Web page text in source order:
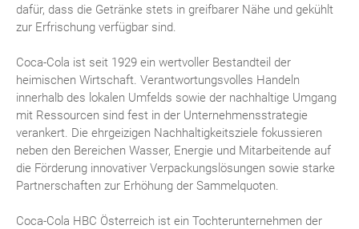
dafür, dass die Getränke stets in greifbarer Nähe und gekühlt
zur Erfrischung verfügbar sind.
Coca-Cola ist seit 1929 ein wertvoller Bestandteil der
heimischen Wirtschaft. Verantwortungsvolles Handeln
innerhalb des lokalen Umfelds sowie der nachhaltige Umgang
mit Ressourcen sind fest in der Unternehmensstrategie
verankert. Die ehrgeizigen Nachhaltigkeitsziele fokussieren
neben den Bereichen Wasser, Energie und Mitarbeitende auf
die Förderung innovativer Verpackungslösungen sowie starke
Partnerschaften zur Erhöhung der Sammelquoten.
Coca-Cola HBC Österreich ist ein Tochterunternehmen der